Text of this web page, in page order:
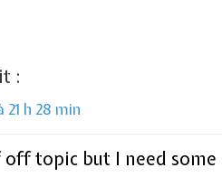
:
21 h 28 min
topic but I need some